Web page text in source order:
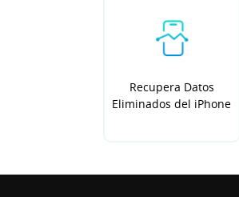
Recupera Datos
Eliminados del iPhone